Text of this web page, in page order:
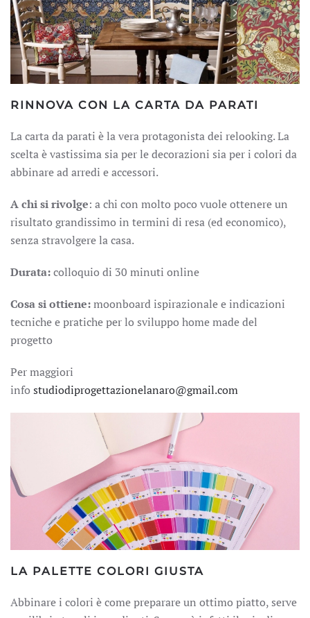
RINNOVA CON LA CARTA DA PARATI
La carta da parati è la vera protagonista dei relooking. La
scelta è vastissima sia per le decorazioni sia per i colori da
abbinare ad arredi e accessori.
A chi si rivolge: a chi con molto poco vuole ottenere un
risultato grandissimo in termini di resa (ed economico),
senza stravolgere la casa.
Durata:colloquio di 30 minuti online
Cosa si ottiene:moonboard ispirazionale e indicazioni
tecniche e pratiche per lo sviluppo home made del
progetto
Per maggiori
info studiodiprogettazionelanaro@gmail.com
LA PALETTE COLORI GIUSTA
Abbinare i colori è come preparare un ottimo piatto, serve